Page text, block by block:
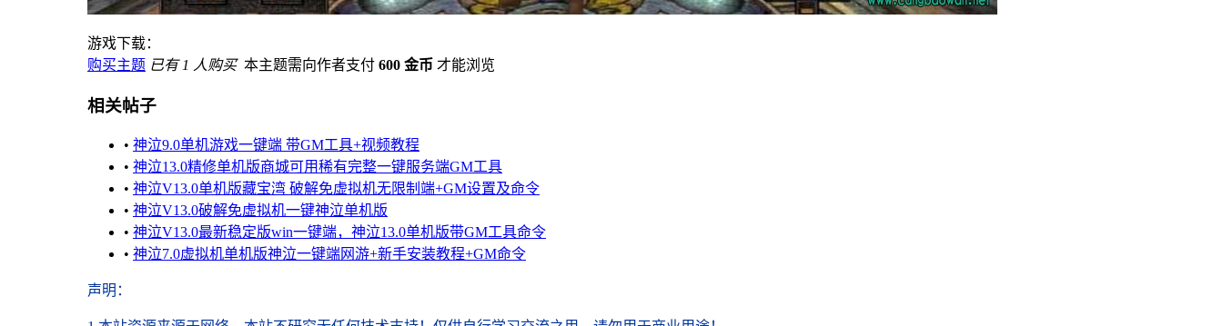
游戏下载：
购买主题 已有 1 人购买 本主题需向作者支付 600 金币 才能浏览
相关帖子
• 神泣9.0单机游戏一键端 带GM工具+视频教程
• 神泣13.0精修单机版商城可用稀有完整一键服务端GM工具
• 神泣V13.0单机版藏宝湾 破解免虚拟机无限制端+GM设置及命令
• 神泣V13.0破解免虚拟机一键神泣单机版
• 神泣V13.0最新稳定版win一键端，神泣13.0单机版带GM工具命令
• 神泣7.0虚拟机单机版神泣一键端网游+新手安装教程+GM命令
声明 ：